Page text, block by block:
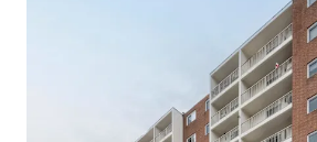
Regina – Not just Food, Fuel &
Advanced Repositioning Strategy